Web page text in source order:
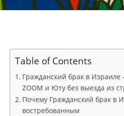
Table of Contents
Гражданский брак в
ZOOM и Юту без выезда из
Почему Гражданский брак в
востребованным